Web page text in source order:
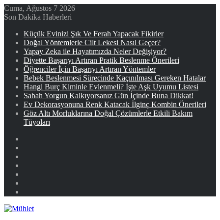
Cuma, Ağustos 7 2026
Son Dakika Haberleri
Küçük Evinizi Şık Ve Ferah Yapacak Fikirler
Doğal Yöntemlerle Cilt Lekesi Nasıl Geçer?
Yapay Zeka ile Hayatımızda Neler Değişiyor?
Diyette Başarıyı Artıran Pratik Beslenme Önerileri
Öğrenciler İçin Başarıyı Artıran Yöntemler
Bebek Beslenmesi Sürecinde Kaçınılması Gereken Hatalar
Hangi Burç Kiminle Evlenmeli? İşte Aşk Uyumu Listesi
Sabah Yorgun Kalkıyorsanız Gün İçinde Buna Dikkat!
Ev Dekorasyonuna Renk Katacak İlginç Kombin Önerileri
Göz Altı Morluklarına Doğal Çözümlerle Etkili Bakım
Tüyoları